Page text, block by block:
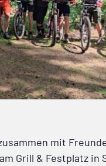
mit
Grill & Festplatz in